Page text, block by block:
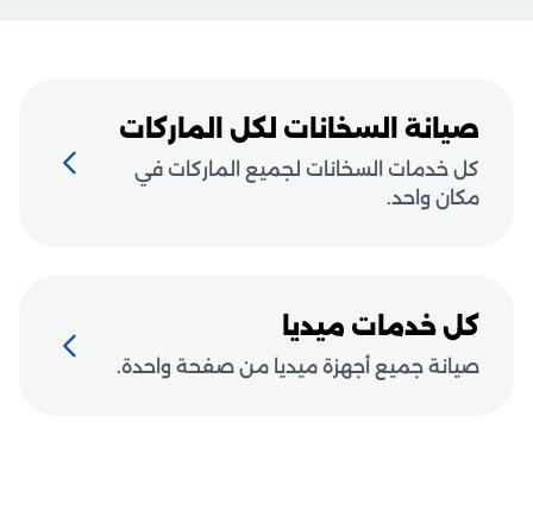
صيانة السخانات لكل الماركات
كل خدمات السخانات لجميع الماركات في
مكان واحد.
كل خدمات ميديا
صيانة جميع أجهزة ميديا من صفحة واحدة.